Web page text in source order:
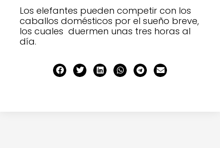
Los elefantes pueden competir con los
caballos domésticos por el sueño breve,
los cuales duermen unas tres horas al
día.